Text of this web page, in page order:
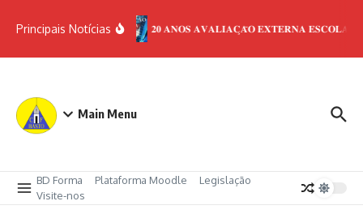
Principais Notícias
𝟐𝟎 𝐀𝐍𝐎𝐒 𝐀𝐕𝐀𝐋𝐈𝐀𝐂̧𝐀̃𝐎 𝐄𝐗𝐓𝐄𝐑𝐍𝐀 𝐄𝐒𝐂𝐎𝐋𝐀𝐒
Main Menu
BD Forma Plataforma Moodle
Legislação
Visite-nos